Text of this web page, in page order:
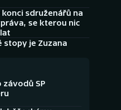
sdruženářů na
se kterou nic
stopy je Zuzana
závodů SP